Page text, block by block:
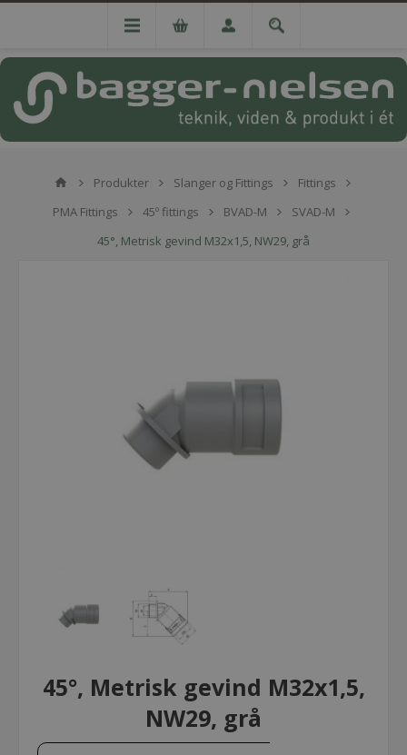
Produkter Slanger og Fittings
Fittings
PMA Fittings
45º fittings BVAD-M
SVAD-M
45°, Metrisk gevind M32x1,5, NW29, grå
45°, Metrisk gevind M32x1,5,
NW29, grå